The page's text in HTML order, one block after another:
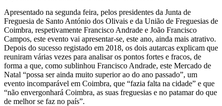
Apresentado na segunda feira, pelos presidentes da Junta de
Freguesia de Santo António dos Olivais e da União de Freguesias de
Coimbra, respetivamente Francisco Andrade e João Francisco
Campos, este evento vai apresentar-se, este ano, ainda mais atrativo.
Depois do sucesso registado em 2018, os dois autarcas explicam que
reuniram várias vezes para analisar os pontos fortes e fracos, de
forma a que, como sublinhou Francisco Andrade, este Mercado de
Natal “possa ser ainda muito superior ao do ano passado”, um
evento incomparável em Coimbra, que “fazia falta na cidade” e que
“não envergonhará Coimbra, as suas freguesias e no patamar do que
de melhor se faz no país”.